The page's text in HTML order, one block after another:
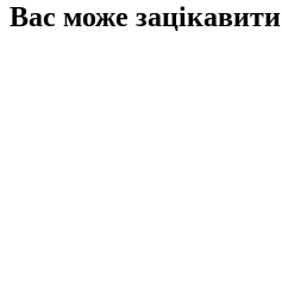
Вас може зацікавити